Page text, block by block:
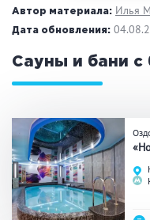
Русская баня
Финская сауна
На дровах
Поводы
Загородный отдых
Праздник/
Автор материала: Илья
Дата обновления:
Сауны и бани с